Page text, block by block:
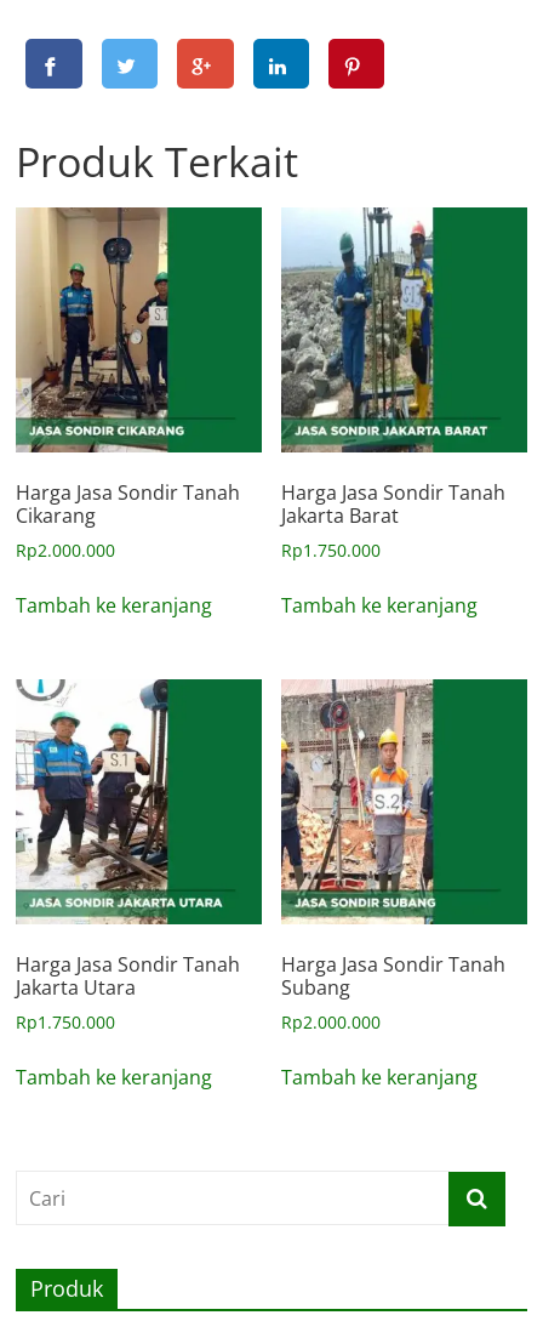
Produk Terkait
Harga Jasa Sondir Tanah
Cikarang
Rp2.000.000
Tambah ke keranjang
Harga Jasa Sondir Tanah
Jakarta Barat
Rp1.750.000
Tambah ke keranjang
Harga Jasa Sondir Tanah
Jakarta Utara
Rp1.750.000
Tambah ke keranjang
Harga Jasa Sondir Tanah
Subang
Rp2.000.000
Tambah ke keranjang
Produk